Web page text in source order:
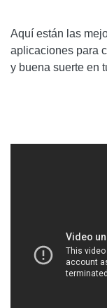
Aquí están las
aplicaciones para
y buena suerte en